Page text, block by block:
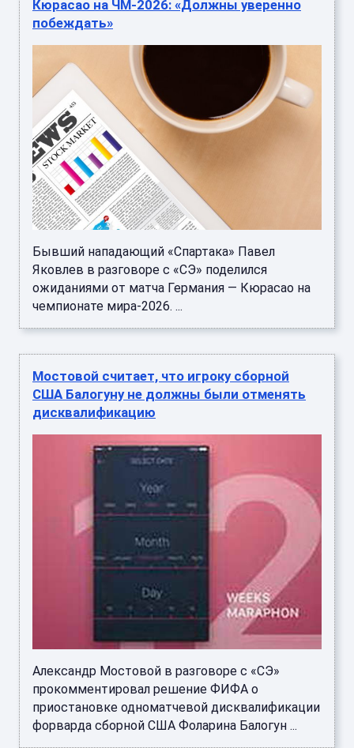
Кюрасао на ЧМ-2026: «Должны уверенно
побеждать»
Бывший нападающий «Спартака» Павел
Яковлев в разговоре с «СЭ» поделился
ожиданиями от матча Германия — Кюрасао на
чемпионате мира-2026. ...
Мостовой считает, что игроку сборной
США Балогуну не должны были отменять
дисквалификацию
Александр Мостовой в разговоре с «СЭ»
прокомментировал решение ФИФА о
приостановке одноматчевой дисквалификации
форварда сборной США Фоларина Балогун ...